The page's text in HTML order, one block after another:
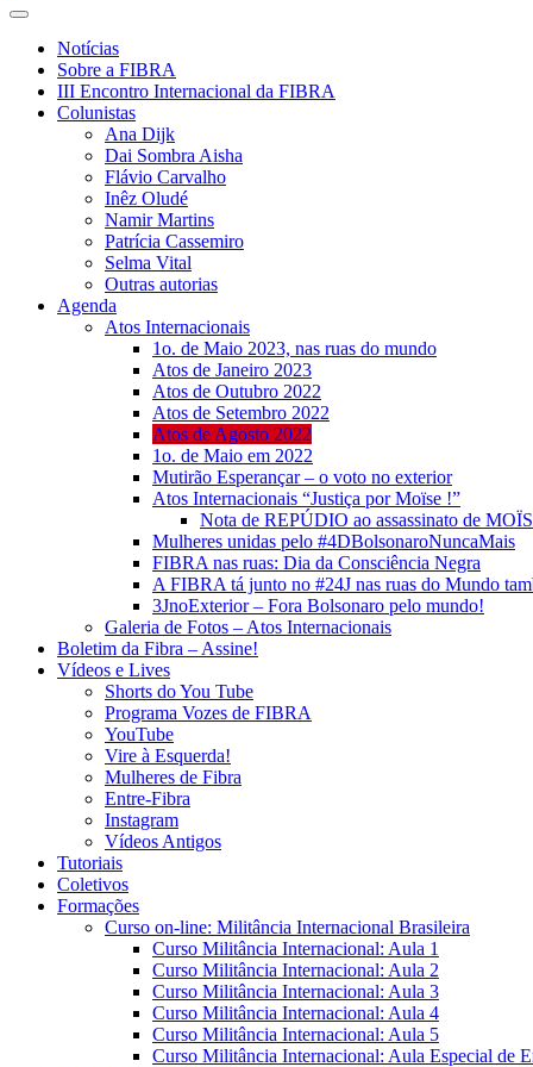
Notícias
Sobre a FIBRA
III Encontro Internacional da FIBRA
Colunistas
Ana Dijk
Dai Sombra Aisha
Flávio Carvalho
Inêz Oludé
Namir Martins
Patrícia Cassemiro
Selma Vital
Outras autorias
Agenda
Atos Internacionais
1o. de Maio 2023, nas ruas do mundo
Atos de Janeiro 2023
Atos de Outubro 2022
Atos de Setembro 2022
Atos de Agosto 2022
1o. de Maio em 2022
Mutirão Esperançar – o voto no exterior
Atos Internacionais “Justiça por Moïse !”
Nota de REPÚDIO ao assassinato de
Mulheres unidas pelo #4DBolsonaroNuncaMais
FIBRA nas ruas: Dia da Consciência Negra
A FIBRA tá junto no #24J nas ruas do Mundo
3JnoExterior – Fora Bolsonaro pelo mundo!
Galeria de Fotos – Atos Internacionais
Boletim da Fibra – Assine!
Vídeos e Lives
Shorts do You Tube
Programa Vozes de FIBRA
YouTube
Vire à Esquerda!
Mulheres de Fibra
Entre-Fibra
Instagram
Vídeos Antigos
Tutoriais
Coletivos
Formações
Curso on-line: Militância Internacional Brasileira
Curso Militância Internacional: Aula 1
Curso Militância Internacional: Aula 2
Curso Militância Internacional: Aula 3
Curso Militância Internacional: Aula 4
Curso Militância Internacional: Aula 5
Curso Militância Internacional: Aula Especial de